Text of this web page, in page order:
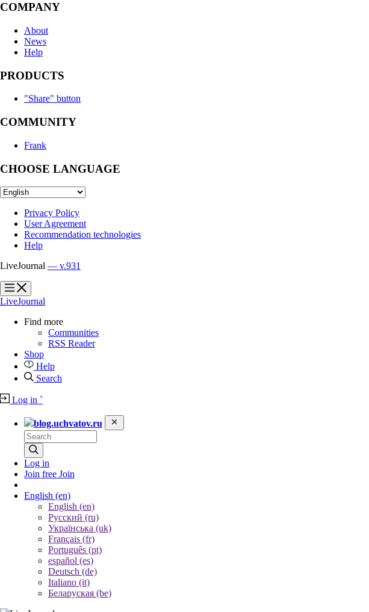
COMPANY
About
News
Help
PRODUCTS
"Share" button
COMMUNITY
Frank
CHOOSE LANGUAGE
Privacy Policy
User Agreement
Recommendation technologies
Help
LiveJournal — v.931
?
?
LiveJournal
Find more
Communities
RSS Reader
Shop
Help
Search
Log in `
blog.uchvatov.ru
Log in
Join free Join
English (en)
English (en)
Русский (ru)
Українська (uk)
Français (fr)
Português (pt)
español (es)
Deutsch (de)
Italiano (it)
Беларуская (be)